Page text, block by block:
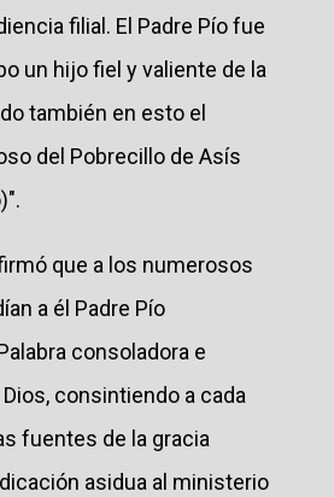
filial. El Padre Pío fue
un hijo fiel y valiente de la
también en esto el
del Pobrecillo de Asís
que a los numerosos
a él Padre Pío
consoladora e
consintiendo a cada
fuentes de la gracia
asidua al ministerio